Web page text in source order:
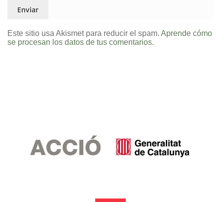
Este sitio usa Akismet para reducir el spam. Aprende cómo
se procesan los datos de tus comentarios.